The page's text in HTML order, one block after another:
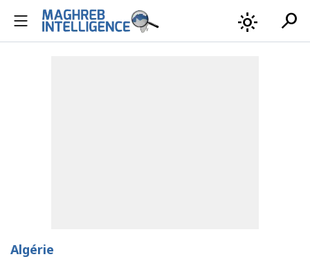
light_mode search
Algérie